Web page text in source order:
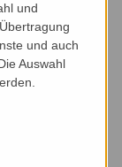
und
und auch
Auswahl